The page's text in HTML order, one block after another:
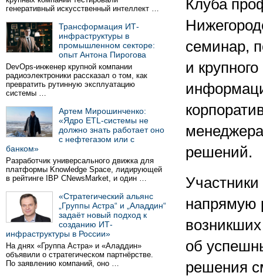
генеративный искусственный интеллект …
Трансформация ИТ-
инфраструктуры в
промышленном секторе:
опыт Антона Пирогова
DevOps-инженер крупной компании
радиоэлектроники рассказал о том, как
превратить рутинную эксплуатацию
системы …
Артем Мирошинченко:
«Ядро ETL-системы не
должно знать работает оно
с нефтегазом или с
банком»
Разработчик универсального движка для
платформы Knowledge Space, лидирующей
в рейтинге IBP CNewsMarket, и один …
«Стратегический альянс
„Группы Астра“ и „Аладдин“
задаёт новый подход к
созданию ИТ-
инфраструктуры в России»
На днях «Группа Астра» и «Аладдин»
объявили о стратегическом партнёрстве.
По заявлению компаний, оно …
Клуба
семинар,
и
решений.
напрямую
об
решения